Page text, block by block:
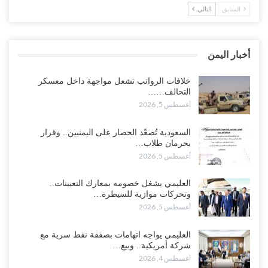
العليمي يشغل خصومه بمعارك التعيينات.. وتحركات موازية للسيطرة على
النفط تلتف حول أفريقيا وسفن تعلن: “لا توجد شحنة…
أغسطس 4, 2026
مليون برميل يشعل غضب حضرموت..!
أغسطس 4, 2026
مدير مكتب العليمي يقدم استقالته.. والخلافات تعصف بالرئاسي وصراع
محتدم على خليفته..!
أغسطس 4, 2026
“تعز“| وسط إعادة رسم النفوذ السعودي.. الإصلاح يجدد اتهامه لطارق
بالتهريب وعينه على المحافظ..!
أغسطس 4, 2026
السابق التالي
أخبار اليمن
خلافات الرواتب تشعل مواجهة داخل معسكر
التحالف……
أغسطس 5, 2026
السعودية تُصعّد الحصار على اليمنيين.. وقرار
بحرمان طلاب…
أغسطس 5, 2026
العليمي يشغل خصومه بمعارك التعيينات..
وتحركات موازية للسيطرة…
أغسطس 5, 2026
العليمي يواجه اتهامات بصفقة نفط سرية مع
شركة أمريكية.. وبيع…
أغسطس 4, 2026